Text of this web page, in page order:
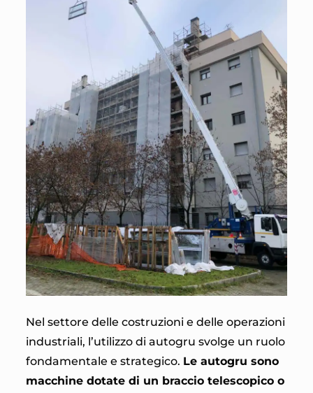
Nel settore delle costruzioni e delle operazioni
industriali, l’utilizzo di autogru svolge un ruolo
fondamentale e strategico. Le autogru sono
macchine dotate di un braccio telescopico o